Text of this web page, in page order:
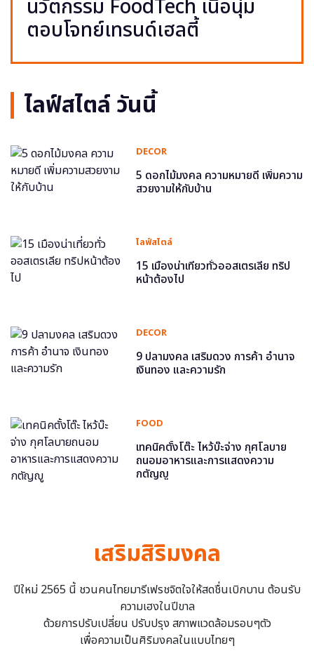
นวัตกรรม FoodTech เนื้อนุ่ม
ตอบโจทย์เทรนด์เฮลตี้
ไลฟ์สไตล์ วันนี้
DECOR
5 ดอกไม้มงคล ความหมายดี เพิ่มความ
สวยงามให้กับบ้าน
ไลฟ์สไตล์
15 เมืองน่าเที่ยวทั่วออสเตรเลีย ทริป
หน้าต้องไป
DECOR
9 ปลามงคล เสริมดวง การค้า อำนาจ
เงินทอง และความรัก
FOOD
เทคนิคตั้งโต๊ะ ไหว้บ๊ะจ่าง กุศโลบาย
ถนอมอาหารและการแสดงความ
กตัญญู
เสริมสิริมงคล
ปีใหม่ 2565 นี้ ชวนคนไทยมารีเฟรชจิตใจให้สดชื่นเบิกบาน ต้อนรับ
ความเฮงในปีขาล
ด้วยการปรับเปลี่ยน ปรับปรุง สภาพแวดล้อมรอบๆตัว
เพื่อความเป็นศิริมงคลในแบบไทยๆ